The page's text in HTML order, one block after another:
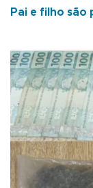
Pai e filho